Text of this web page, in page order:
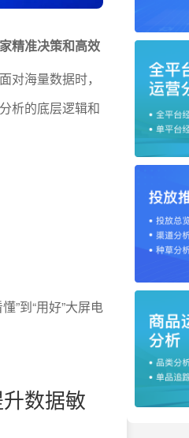
精准决策和高效
对海量数据时，
析的底层逻辑和
”到“用好”大屏电
数据敏